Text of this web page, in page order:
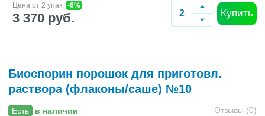
Цена от 2 упак. -6%
3 370 руб. Купить
Биоспорин порошок для приготовл.
раствора (флаконы/саше) №10
Есть в наличии Отзывы (0)